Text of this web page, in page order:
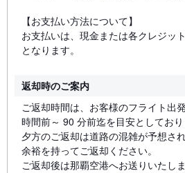
【お支払い方法について】
お支払いは、現金または各クレジッ
となります。
返却時のご案内
ご返却時間は、お客様のフライト出
時間前～ 90 分前迄を目安としており
夕方のご返却は道路の混雑が予想さ
余裕を持ってご返却ください。
ご返却後は那覇空港へお送りいたしま